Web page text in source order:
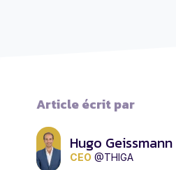
Article écrit par
Hugo Geissmann
CEO @THIGA